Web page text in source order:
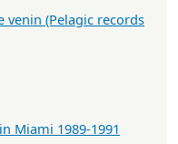
venin (Pelagic records
Miami 1989-1991